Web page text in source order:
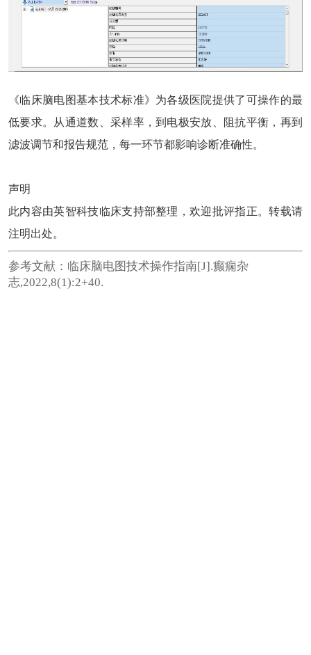
《临床脑电图基本技术标准》为各级医院提供了可操作的最
低要求。从通道数、采样率，到电极安放、阻抗平衡，再到
滤波调节和报告规范，每一环节都影响诊断准确性。
声明
此内容由英智科技临床支持部整理，欢迎批评指正。转载请
注明出处。
参考文献：临床脑电图技术操作指南[J].癫痫杂
志,2022,8(1):2+40.